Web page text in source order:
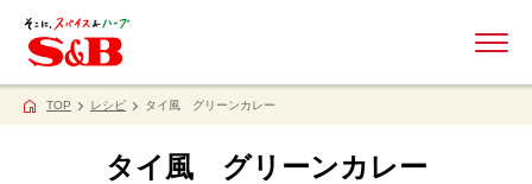
TOP レシピ タイ風 グリーンカレー
タイ風 グリーンカレー